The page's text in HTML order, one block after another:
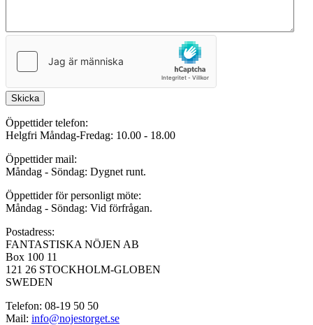
Skicka
Öppettider telefon:
Helgfri Måndag-Fredag: 10.00 - 18.00
Öppettider mail:
Måndag - Söndag: Dygnet runt.
Öppettider för personligt möte:
Måndag - Söndag: Vid förfrågan.
Postadress:
FANTASTISKA NÖJEN AB
Box 100 11
121 26 STOCKHOLM-GLOBEN
SWEDEN
Telefon: 08-19 50 50
Mail: info@nojestorget.se